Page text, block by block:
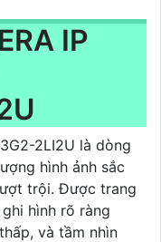
IP
2LI2U là dòng
hình ảnh sắc
trội. Được trang
hình rõ ràng
và tầm nhìn